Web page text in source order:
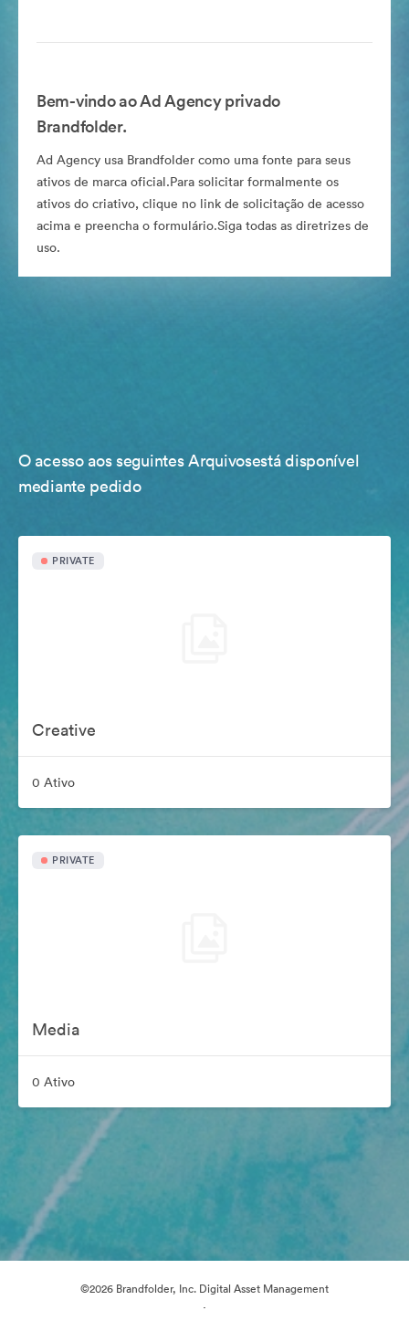
Bem-vindo ao Ad Agency privado
Brandfolder.
Ad Agency usa Brandfolder como uma fonte para seus
ativos de marca oficial.Para solicitar formalmente os
ativos do criativo, clique no link de solicitação de acesso
acima e preencha o formulário.Siga todas as diretrizes de
uso.
O acesso aos seguintes Arquivosestá disponível
mediante pedido
PRIVATE
Creative
0 Ativo
PRIVATE
Media
0 Ativo
©2026 Brandfolder, Inc. Digital Asset Management
·